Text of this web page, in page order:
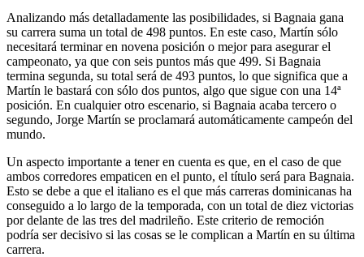
Analizando más detalladamente las posibilidades, si Bagnaia gana
su carrera suma un total de 498 puntos. En este caso, Martín sólo
necesitará terminar en novena posición o mejor para asegurar el
campeonato, ya que con seis puntos más que 499. Si Bagnaia
termina segunda, su total será de 493 puntos, lo que significa que a
Martín le bastará con sólo dos puntos, algo que sigue con una 14ª
posición. En cualquier otro escenario, si Bagnaia acaba tercero o
segundo, Jorge Martín se proclamará automáticamente campeón del
mundo.
Un aspecto importante a tener en cuenta es que, en el caso de que
ambos corredores empaticen en el punto, el título será para Bagnaia.
Esto se debe a que el italiano es el que más carreras dominicanas ha
conseguido a lo largo de la temporada, con un total de diez victorias
por delante de las tres del madrileño. Este criterio de remoción
podría ser decisivo si las cosas se le complican a Martín en su última
carrera.